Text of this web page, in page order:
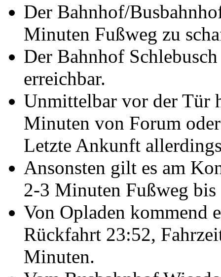
Der Bahnhof/
Minuten Fußweg zu
Der Bahnhof
erreichbar.
Unmittelbar vor der Tür
Minuten von Forum
Letzte Ankunft
Ansonsten gilt es am
2-3 Minuten Fußweg bis
Von Opladen kommend
Rückfahrt 23:52,
Minuten.